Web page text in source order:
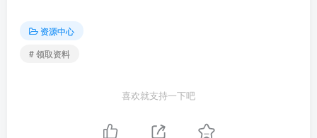
资源中心
# 领取资料
喜欢就支持一下吧